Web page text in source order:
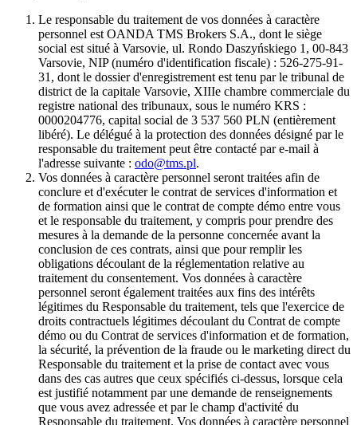
Le responsable du traitement de vos données à caractère
personnel est OANDA TMS Brokers S.A., dont le siège
social est situé à Varsovie, ul. Rondo Daszyńskiego 1, 00-843
Varsovie, NIP (numéro d'identification fiscale) : 526-275-91-
31, dont le dossier d'enregistrement est tenu par le tribunal de
district de la capitale Varsovie, XIIIe chambre commerciale du
registre national des tribunaux, sous le numéro KRS :
0000204776, capital social de 3 537 560 PLN (entièrement
libéré). Le délégué à la protection des données désigné par le
responsable du traitement peut être contacté par e-mail à
l'adresse suivante : odo@tms.pl.
Vos données à caractère personnel seront traitées afin de
conclure et d'exécuter le contrat de services d'information et
de formation ainsi que le contrat de compte démo entre vous
et le responsable du traitement, y compris pour prendre des
mesures à la demande de la personne concernée avant la
conclusion de ces contrats, ainsi que pour remplir les
obligations découlant de la réglementation relative au
traitement du consentement. Vos données à caractère
personnel seront également traitées aux fins des intérêts
légitimes du Responsable du traitement, tels que l'exercice de
droits contractuels légitimes découlant du Contrat de compte
démo ou du Contrat de services d'information et de formation,
la sécurité, la prévention de la fraude ou le marketing direct du
Responsable du traitement et la prise de contact avec vous
dans des cas autres que ceux spécifiés ci-dessus, lorsque cela
est justifié notamment par une demande de renseignements
que vous avez adressée et par le champ d'activité du
Responsable du traitement. Vos données à caractère personnel